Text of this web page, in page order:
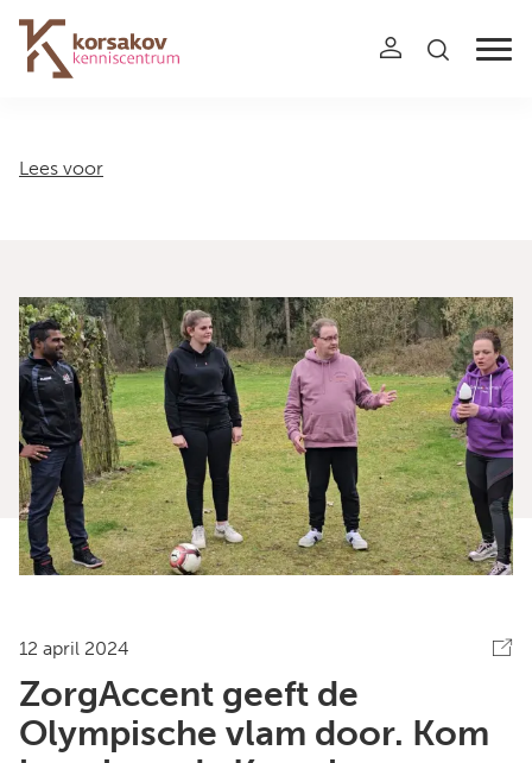
Navigation
Lees voor
12 april 2024
ZorgAccent geeft de
Olympische vlam door. Kom